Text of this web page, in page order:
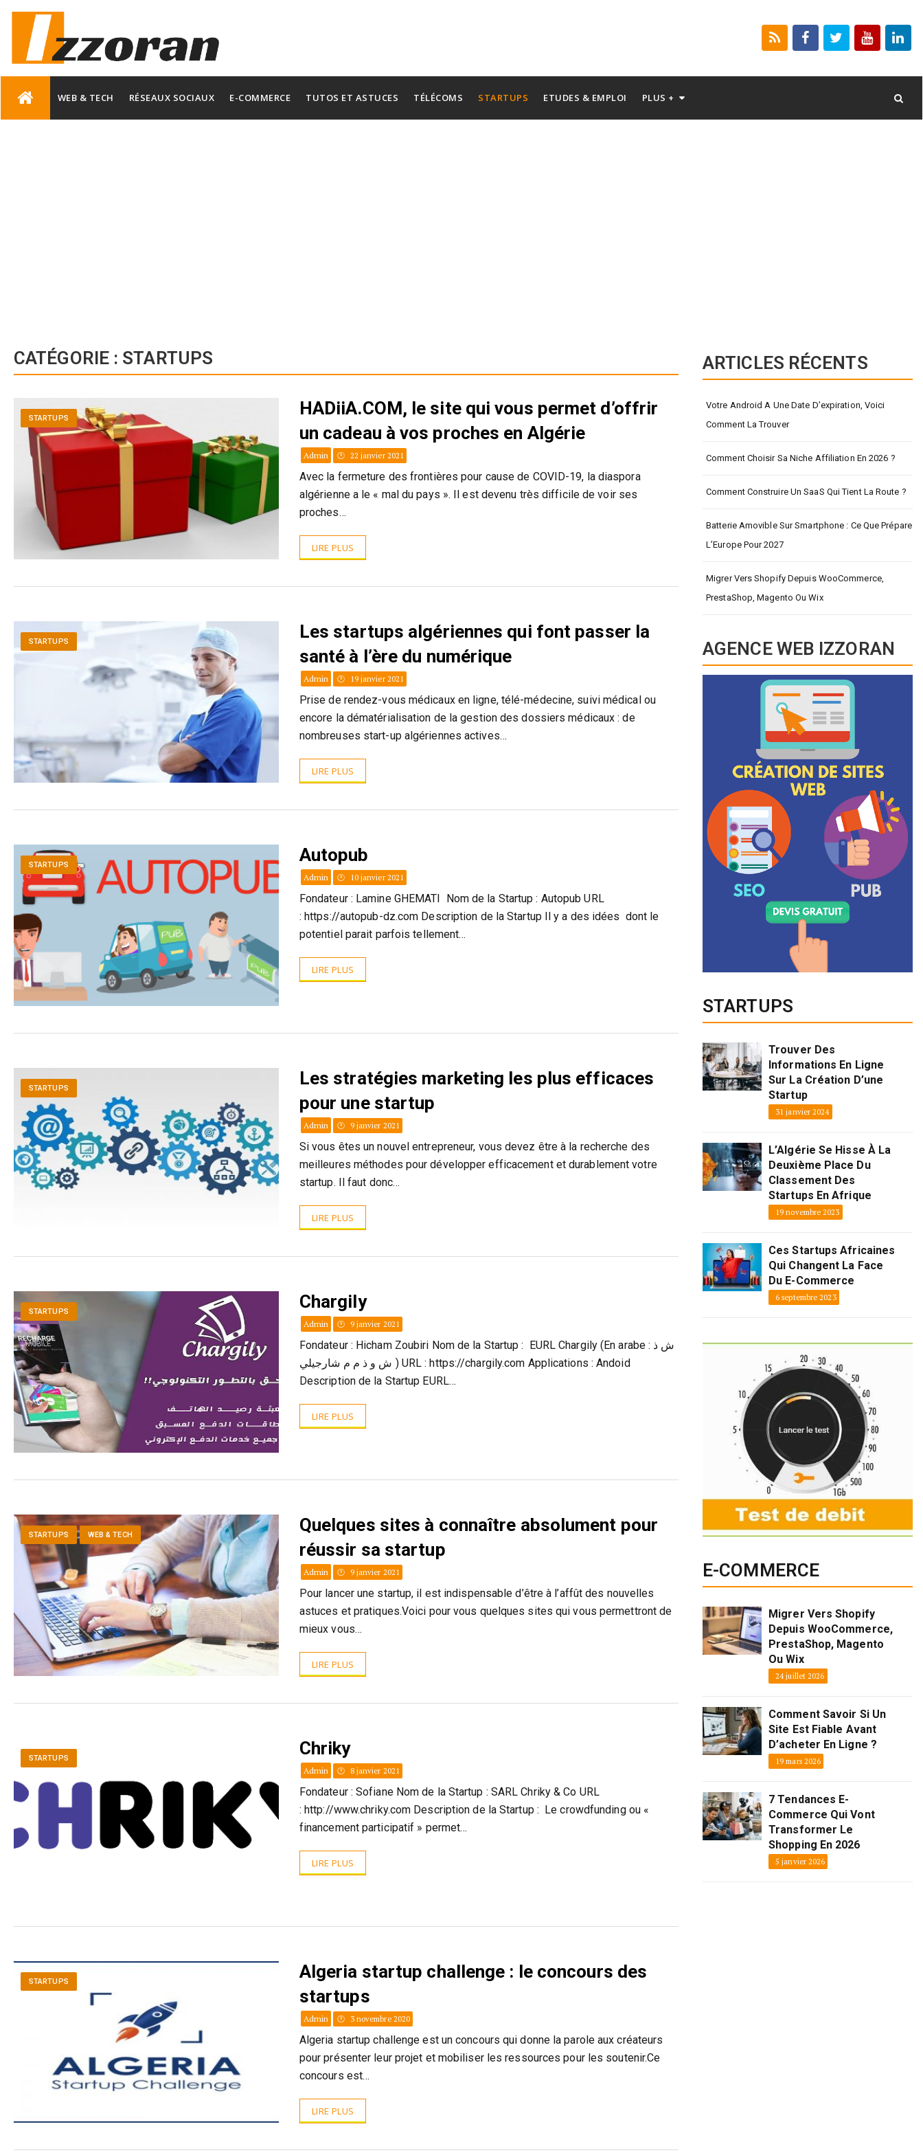
WEB & TECH RÉSEAUX SOCIAUX E-COMMERCE TUTOS ET ASTUCES TÉLÉCOMS STARTUPS ETUDES & EMPLOI PLUS +
CATÉGORIE : STARTUPS
STARTUPS
HADiiA.COM, le site qui vous permet d’offrir
un cadeau à vos proches en Algérie
Admin 22 janvier 2021
Avec la fermeture des frontières pour cause de COVID-19, la diaspora
algérienne a le « mal du pays ». Il est devenu très difficile de voir ses
proches…
LIRE PLUS
STARTUPS
Les startups algériennes qui font passer la
santé à l’ère du numérique
Admin 19 janvier 2021
Prise de rendez-vous médicaux en ligne, télé-médecine, suivi médical ou
encore la dématérialisation de la gestion des dossiers médicaux : de
nombreuses start-up algériennes actives…
LIRE PLUS
STARTUPS Autopub
Admin 10 janvier 2021
Fondateur : Lamine GHEMATI Nom de la Startup : Autopub URL
: https://autopub-dz.com Description de la Startup Il y a des idées dont le
potentiel parait parfois tellement…
LIRE PLUS
STARTUPS
Les stratégies marketing les plus efficaces
pour une startup
Admin 9 janvier 2021
Si vous êtes un nouvel entrepreneur, vous devez être à la recherche des
meilleures méthodes pour développer efficacement et durablement votre
startup. Il faut donc…
LIRE PLUS
STARTUPS Chargily
Admin 9 janvier 2021
Fondateur : Hicham Zoubiri Nom de la Startup : EURL Chargily (En arabe : ش ذ
ش و ذ م م شارجيلي ) URL : https://chargily.com Applications : Andoid
Description de la Startup EURL…
LIRE PLUS
STARTUPS WEB & TECH
Quelques sites à connaître absolument pour
réussir sa startup
Admin 9 janvier 2021
Pour lancer une startup, il est indispensable d’être à l’affût des nouvelles
astuces et pratiques.Voici pour vous quelques sites qui vous permettront de
mieux vous…
LIRE PLUS
STARTUPS Chriky
Admin 8 janvier 2021
Fondateur : Sofiane Nom de la Startup : SARL Chriky & Co URL
: http://www.chriky.com Description de la Startup : Le crowdfunding ou «
financement participatif » permet…
LIRE PLUS
STARTUPS
Algeria startup challenge : le concours des
startups
Admin 3 novembre 2020
Algeria startup challenge est un concours qui donne la parole aux créateurs
pour présenter leur projet et mobiliser les ressources pour les soutenir.Ce
concours est…
LIRE PLUS
ARTICLES RÉCENTS
Votre Android A Une Date D’expiration, Voici
Comment La Trouver
Comment Choisir Sa Niche Affiliation En 2026 ?
Comment Construire Un SaaS Qui Tient La Route ?
Batterie Amovible Sur Smartphone : Ce Que Prépare
L’Europe Pour 2027
Migrer Vers Shopify Depuis WooCommerce,
PrestaShop, Magento Ou Wix
AGENCE WEB IZZORAN
STARTUPS
Trouver Des
Informations En Ligne
Sur La Création D’une
Startup
31 janvier 2024
L’Algérie Se Hisse À La
Deuxième Place Du
Classement Des
Startups En Afrique
19 novembre 2023
Ces Startups Africaines
Qui Changent La Face
Du E-Commerce
6 septembre 2023
E-COMMERCE
Migrer Vers Shopify
Depuis WooCommerce,
PrestaShop, Magento
Ou Wix
24 juillet 2026
Comment Savoir Si Un
Site Est Fiable Avant
D’acheter En Ligne ?
19 mars 2026
7 Tendances E-
Commerce Qui Vont
Transformer Le
Shopping En 2026
5 janvier 2026